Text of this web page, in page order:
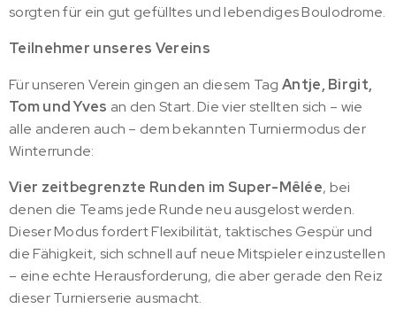
sorgten für ein gut gefülltes und lebendiges Boulodrome.
Teilnehmer unseres Vereins
Für unseren Verein gingen an diesem Tag Antje, Birgit,
Tom und Yves an den Start. Die vier stellten sich – wie
alle anderen auch – dem bekannten Turniermodus der
Winterrunde:
Vier zeitbegrenzte Runden im Super-Mêlée, bei
denen die Teams jede Runde neu ausgelost werden.
Dieser Modus fordert Flexibilität, taktisches Gespür und
die Fähigkeit, sich schnell auf neue Mitspieler einzustellen
– eine echte Herausforderung, die aber gerade den Reiz
dieser Turnierserie ausmacht.